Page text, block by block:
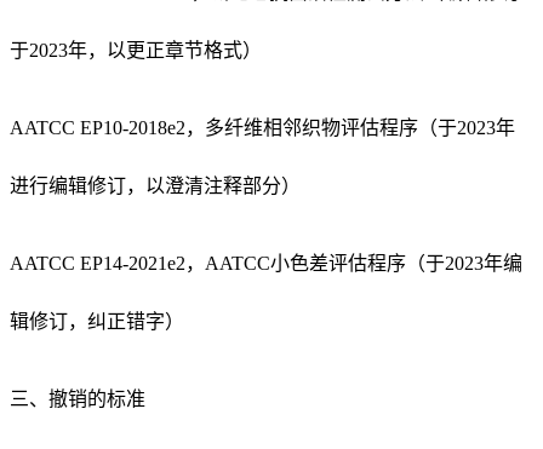
于2023年，以更正章节格式）
AATCC EP10-2018e2，多纤维相邻织物评估程序（于2023年
进行编辑修订，以澄清注释部分）
AATCC EP14-2021e2，AATCC小色差评估程序（于2023年编
辑修订，纠正错字）
三、撤销的标准